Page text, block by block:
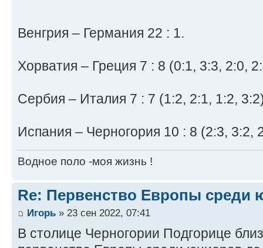
Венгрия – Германия 22 : 1.
Хорватия – Греция 7 : 8 (0:1, 3:3, 2:0,
Сербия – Италия 7 : 7 (1:2, 2:1, 1:2,
Испания – Черногория 10 : 8 (2:3, 3:2,
Водное поло -моя жизнь !
Re: Первенство Европы среди
Игорь » 23 сен 2022, 07:41
В столице Черногории Подгорице